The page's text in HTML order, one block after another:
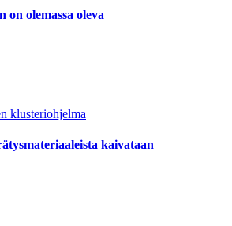
on olemassa oleva
klusteriohjelma
kaivataan